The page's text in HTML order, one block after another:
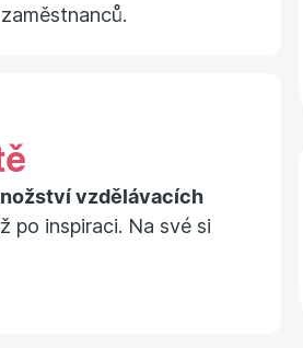
vzdělávacích
po inspiraci. Na své si